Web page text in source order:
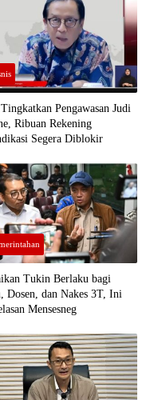
Pengawasan Judi
Ribuan Rekening
Segera Diblokir
Tukin Berlaku bagi
Dosen, dan Nakes 3T, Ini
Mensesneg